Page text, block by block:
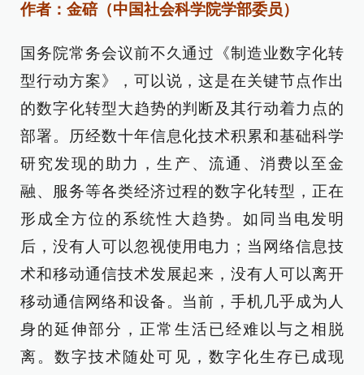
作者：金碚（中国社会科学院学部委员）
国务院常务会议前不久通过《制造业数字化转
型行动方案》，可以说，这是在关键节点作出
的数字化转型大趋势的判断及其行动着力点的
部署。历经数十年信息化技术积累和基础科学
研究发现的助力，生产、流通、消费以至金
融、服务等各类经济过程的数字化转型，正在
形成全方位的系统性大趋势。如同当电发明
后，没有人可以忽视使用电力；当网络信息技
术和移动通信技术发展起来，没有人可以离开
移动通信网络和设备。当前，手机几乎成为人
身的延伸部分，正常生活已经难以与之相脱
离。数字技术随处可见，数字化生存已成现